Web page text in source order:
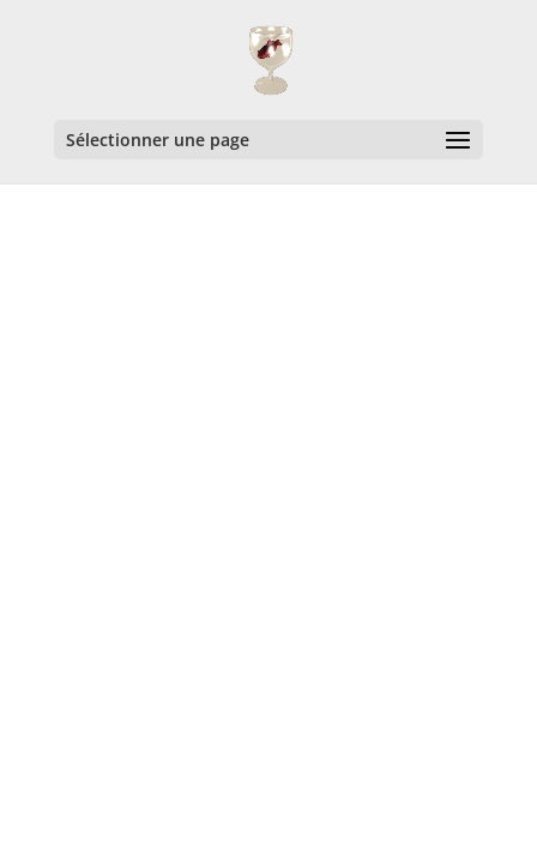
Sélectionner une page